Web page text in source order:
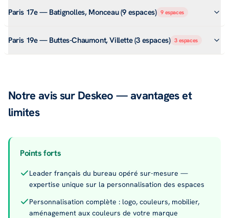
Paris 17e — Batignolles, Monceau (9 espaces) 9 espaces
Paris 19e — Buttes-Chaumont, Villette (3 espaces) 3 espaces
Notre avis sur Deskeo — avantages et
limites
Points forts
Leader français du bureau opéré sur-mesure —
expertise unique sur la personnalisation des espaces
Personnalisation complète : logo, couleurs, mobilier,
aménagement aux couleurs de votre marque